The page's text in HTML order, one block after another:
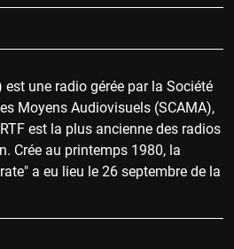
est une radio gérée par la Société
Moyens Audiovisuels (SCAMA),
est la plus ancienne des radios
Crée au printemps 1980, la
a eu lieu le 26 septembre de la